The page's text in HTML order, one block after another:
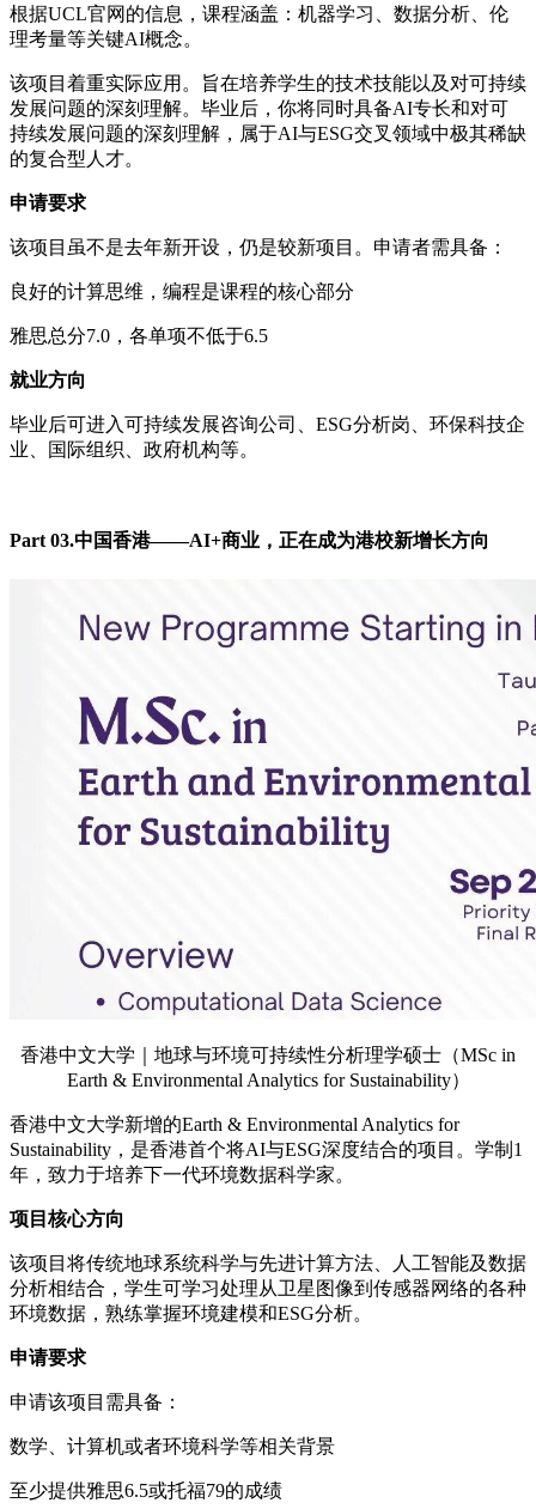
根据UCL官网的信息，课程涵盖：机器学习、数据分析、伦
理考量等关键AI概念。
该项目着重实际应用。旨在培养学生的技术技能以及对可持续
发展问题的深刻理解。毕业后，你将同时具备AI专长和对可
持续发展问题的深刻理解，属于AI与ESG交叉领域中极其稀缺
的复合型人才。
申请要求
该项目虽不是去年新开设，仍是较新项目。申请者需具备：
良好的计算思维，编程是课程的核心部分
雅思总分7.0，各单项不低于6.5
就业方向
毕业后可进入可持续发展咨询公司、ESG分析岗、环保科技企
业、国际组织、政府机构等。
Part 03.中国香港——AI+商业，正在成为港校新增长方向
香港中文大学｜地球与环境可持续性分析理学硕士（MSc in
Earth & Environmental Analytics for Sustainability）
香港中文大学新增的Earth & Environmental Analytics for
Sustainability，是香港首个将AI与ESG深度结合的项目。学制1
年，致力于培养下一代环境数据科学家。
项目核心方向
该项目将传统地球系统科学与先进计算方法、人工智能及数据
分析相结合，学生可学习处理从卫星图像到传感器网络的各种
环境数据，熟练掌握环境建模和ESG分析。
申请要求
申请该项目需具备：
数学、计算机或者环境科学等相关背景
至少提供雅思6.5或托福79的成绩